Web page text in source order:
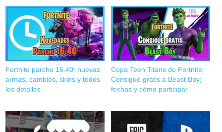
Fortnite parche 16.40: nuevas
armas, cambios, skins y todos
los detalles
Copa Teen Titans de Fortnite:
Consigue gratis a Beast Boy;
fechas y cómo participar